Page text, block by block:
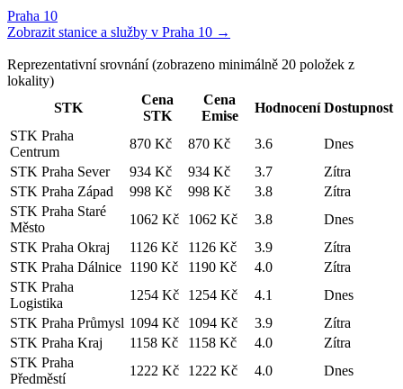
Reprezentativní srovnání(zobrazeno minimálně 20 položek z
lokality)
STK
Cena
STK
Cena
Emise
Hodnocení Dostupnost
STK Praha
Centrum
870 Kč 870 Kč 3.6
Dnes
STK Praha Sever
934 Kč 934 Kč 3.7
Zítra
STK Praha Západ
998 Kč 998 Kč 3.8
Zítra
STK Praha Staré
Město
1062 Kč 1062 Kč 3.8
Dnes
STK Praha Okraj
1126 Kč 1126 Kč 3.9
Zítra
STK Praha Dálnice 1190 Kč 1190 Kč 4.0
Zítra
STK Praha
Logistika
1254 Kč 1254 Kč 4.1
Dnes
STK Praha Průmysl 1094 Kč 1094 Kč 3.9
Zítra
STK Praha Kraj
1158 Kč 1158 Kč 4.0
Zítra
STK Praha
Předměstí
1222 Kč 1222 Kč 4.0
Dnes